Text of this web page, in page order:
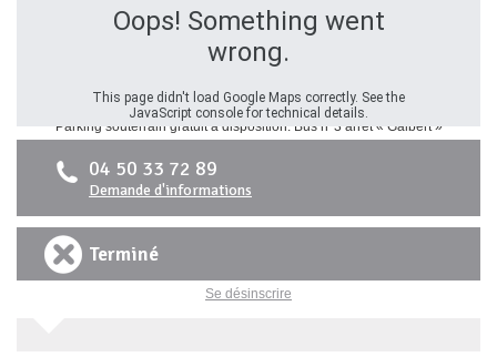
Oops! Something went
wrong.
This page didn't load Google Maps correctly. See the
JavaScript console for technical details.
Parking souterrain gratuit à disposition. Bus n°3 arrêt « Galbert »
04 50 33 72 89
Demande d'informations
Terminé
Se désinscrire